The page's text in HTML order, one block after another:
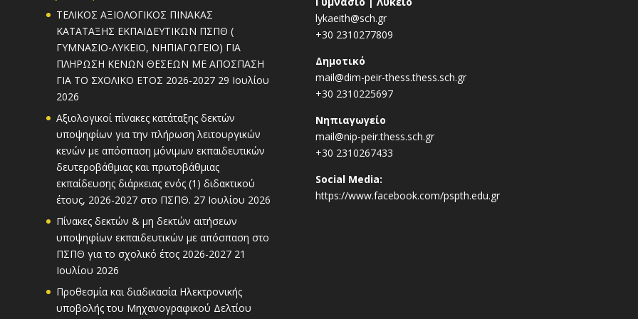
ΤΕΛΙΚΟΣ ΑΞΙΟΛΟΓΙΚΟΣ ΠΙΝΑΚΑΣ
ΚΑΤΑΤΑΞΗΣ ΕΚΠΑΙΔΕΥΤΙΚΩΝ ΠΣΠΘ (
ΓΥΜΝΑΣΙΟ-ΛΥΚΕΙΟ, ΝΗΠΙΑΓΩΓΕΙΟ) ΓΙΑ
ΠΛΗΡΩΣΗ ΚΕΝΩΝ ΘΕΣΕΩΝ ΜΕ ΑΠΟΣΠΑΣΗ
ΓΙΑ ΤΟ ΣΧΟΛΙΚΟ ΕΤΟΣ 2026-2027 29 Ιουλίου
2026
Αξιολογικοί πίνακες κατάταξης δεκτών
υποψηφίων για την πλήρωση λειτουργικών
κενών με απόσπαση μόνιμων εκπαιδευτικών
δευτεροβάθμιας και πρωτοβάθμιας
εκπαίδευσης διάρκειας ενός (1) διδακτικού
έτους, 2026-2027 στο ΠΣΠΘ. 27 Ιουλίου 2026
Πίνακες δεκτών & μη δεκτών αιτήσεων
υποψηφίων εκπαιδευτικών με απόσπαση στο
ΠΣΠΘ για το σχολικό έτος 2026-2027 21
Ιουλίου 2026
Προθεσμία και διαδικασία Ηλεκτρονικής
υποβολής του Μηχανογραφικού Δελτίου
lykaeith@sch.gr
+30 2310277809
Δημοτικό
mail@dim-peir-thess.thess.sch.gr
+30 2310225697
Νηπιαγωγείο
mail@nip-peir.thess.sch.gr
+30 2310267433
Social Media:
https://www.facebook.com/pspth.edu.gr